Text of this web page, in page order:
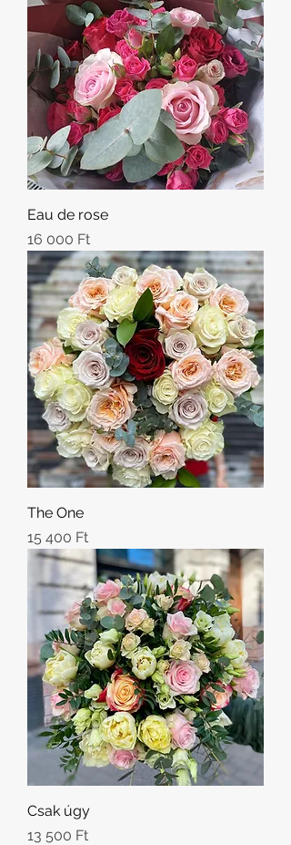
Eau de rose
Ár
16 000 Ft
The One
Ár
15 400 Ft
Csak úgy
Ár
13 500 Ft